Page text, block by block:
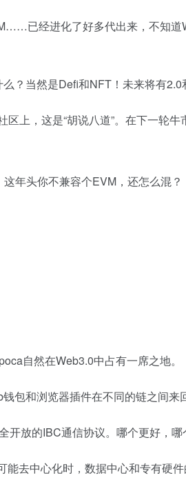
已经进化了好多代出来，不知
？当然是Defi和NFT！未来将有2.0
上，这是“胡说八道”。在下一轮牛
年头你不兼容个EVM，还怎么混？
自然在Web3.0中占有一席之地。
和浏览器插件在不同的链之间来
放的IBC通信协议。哪个更好，哪
去中心化时，数据中心和专有硬